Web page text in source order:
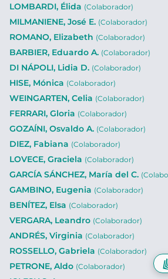
LOMBARDI, Élida (Colaborador)
MILMANIENE, José E. (Colaborador)
ROMANO, Elizabeth (Colaborador)
BARBIER, Eduardo A. (Colaborador)
DI NÁPOLI, Lidia D. (Colaborador)
HISE, Mónica (Colaborador)
WEINGARTEN, Celia (Colaborador)
FERRARI, Gloria (Colaborador)
GOZAÍNI, Osvaldo A. (Colaborador)
DIEZ, Fabiana (Colaborador)
LOVECE, Graciela (Colaborador)
GARCÍA SÁNCHEZ, María del C.
GAMBINO, Eugenia (Colaborador)
BENÍTEZ, Elsa (Colaborador)
VERGARA, Leandro (Colaborador)
ANDRÉS, Virginia (Colaborador)
ROSSELLO, Gabriela (Colaborador)
PETRONE, Aldo (Colaborador)